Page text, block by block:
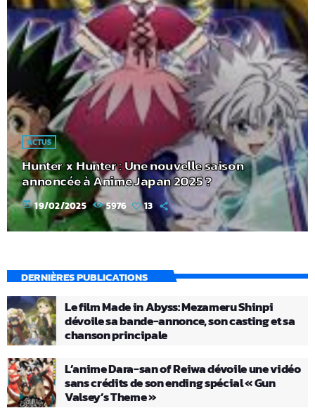
ACTUS
Hunter x Hunter : Une nouvelle saison
annoncée à Anime Japan 2025 ?
today 19/02/2025 5976 13
DERNIÈRES PUBLICATIONS
Le film Made in Abyss: Mezameru Shinpi
dévoile sa bande-annonce, son casting et sa
chanson principale
L’anime Dara-san of Reiwa dévoile une vidéo
sans crédits de son ending spécial « Gun
Valsey’s Theme »